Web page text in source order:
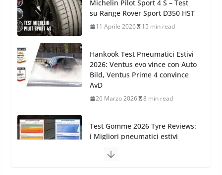
Azoto
26 Marzo 2025 2 min read
Hankook Test Pneumatici Estivi
2026: Ventus evo vince con Auto
Bild, Ventus Prime 4 convince
Test Gomme 2026 Tyre Reviews:
i Migliori pneumatici estivi
sportivi a confronto
Pirelli Cinturato 2026: due
confermano il salto tecnico del